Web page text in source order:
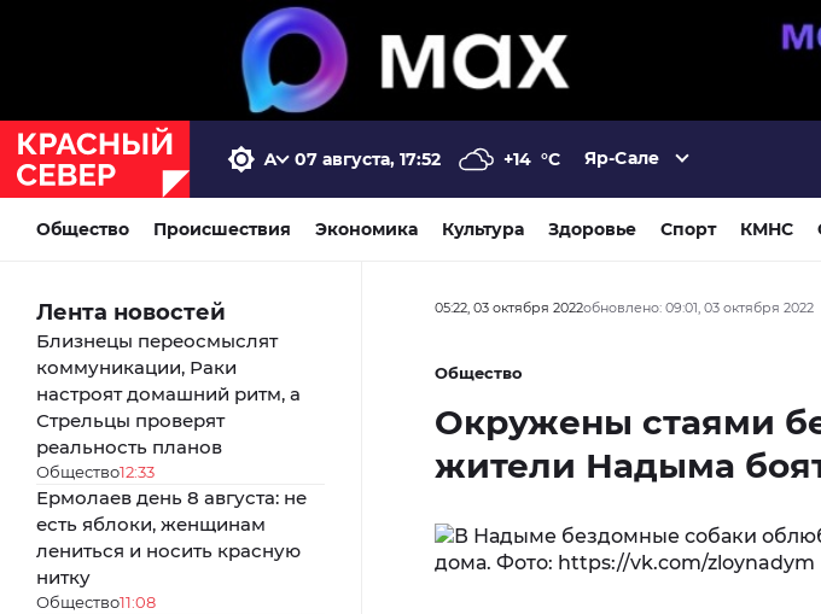
07 августа, 17:52 +14 °C Яр-Сале
Общество Происшествия Экономика Культура Здоровье Спорт КМНС
Лента новостей
Близнецы переосмыслят
коммуникации, Раки
настроят домашний ритм, а
Стрельцы проверят
реальность планов
Общество12:33
Ермолаев день 8 августа: не
есть яблоки, женщинам
лениться и носить красную
нитку
Общество11:08
05:22, 03 октября 2022обновлено: 09:01, 03 октября 2022
Общество
Окружены стаями
жители Надыма